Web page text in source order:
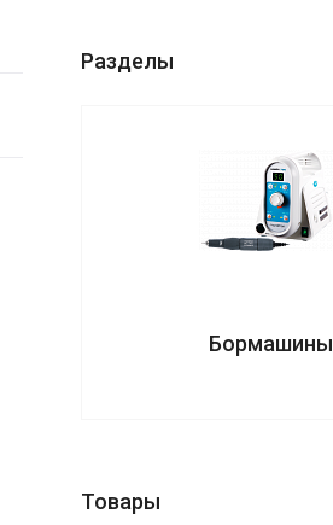
Разделы
Бормашины
Товары